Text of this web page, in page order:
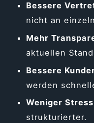
Bessere
nicht an
Mehr
aktuellen
Bessere
werden
Weniger
strukturierter.